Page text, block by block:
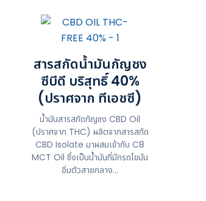
สารสกัดน้ำมันกัญชง
ซีบีดี บริสุทธิ์ 40%
(ปราศจาก ทีเอชซี)
น้ำมันสารสกัดกัญชง CBD Oil
(ปราศจาก THC) ผลิตจากสารสกัด
CBD Isolate มาผสมเข้ากับ C8
MCT Oil ซึ่งเป็นน้ำมันที่มีกรดไขมัน
อิ่มตัวสายกลาง...